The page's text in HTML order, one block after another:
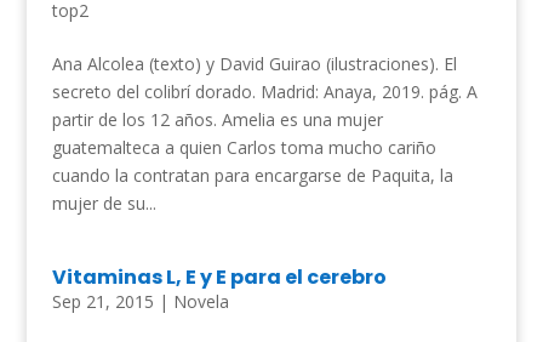
top2
Ana Alcolea (texto) y David Guirao (ilustraciones). El
secreto del colibrí dorado. Madrid: Anaya, 2019. pág. A
partir de los 12 años. Amelia es una mujer
guatemalteca a quien Carlos toma mucho cariño
cuando la contratan para encargarse de Paquita, la
mujer de su...
Vitaminas L, E y E para el cerebro
Sep 21, 2015 | Novela